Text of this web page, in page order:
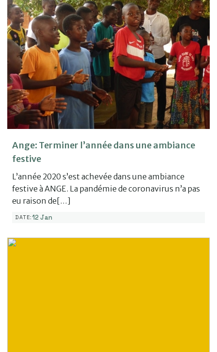
Ange: Terminer l’année dans une ambiance
festive
L’année 2020 s’est achevée dans une ambiance
festive à ANGE. La pandémie de coronavirus n’a pas
eu raison de[…]
DATE:12 Jan